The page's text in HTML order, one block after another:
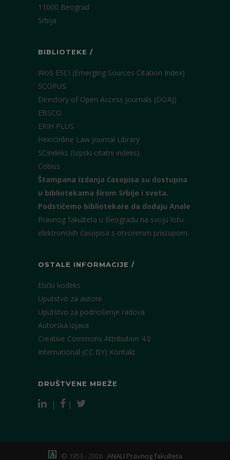
11000 Beograd
Srbija
BIBLIOTEKE /
WoS ESCI (Emerging Sources Citation Index)
SCOPUS
Directory of Open Access Journals (DOAJ)
EBSCO
ERIH PLUS
HeinOnline Law Journal Library
SCIndeks (Srpski citatni indeks)
Cobiss
Štampana izdanja časopisa su dostupna
u bibliotekama širom Srbije i sveta.
Podstičemo bibliotekare da dodaju Anale
Pravnog fakulteta u Beogradu na svoju listu
elektronskih časopisa s otvorenim pristupom.
OSTALE INFORMACIJE /
Etički kodeks
Uputstvo za autore
Uputstvo za podnošenje radova
Autorska izjava
Creative Commons Attribution 4.0
International (CC BY) Kontakt
DRUŠTVENE MREŽE
| |
© 1953 - 2026 · ANALI Pravnog fakulteta